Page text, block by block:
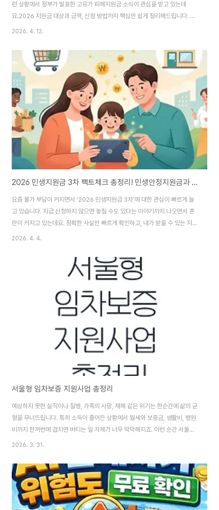
런 상황에서 정부가 발표한 고유가 피해지원금 소식이 관심을 받고 있는데
요.2026 지원금 대상과 금액, 신청 방법까지 핵심만 쉽게 정리해드립니다. 고
유가 피해지원금이란최근 국제 유가 상승으로 생활비 부담이 커지면서 이를 완
등 지급되는 민생지원금입니다. 국민 약 70%가 대상에 포함되는 것이 특징입
니다.지급 일정지급은 2단계로 나뉘어 진행됩니다. 1차는 4월 27일부터 5월
8일까지 취약계층 중심으로 지급됩니다. 2차는 5월 18일부터 7월 3일까지
일반 국민 대상으로 진행됩니다.지원금 금액지원금은 대상에 따라 차이가 있습
니다. 기초생활수급자는 최대 5..
2026. 4. 12.
2026 민생지원금 3차 팩트체크 총정리! 민생안정지원금과 지자체 지원금 확인법
요즘 물가 부담이 커지면서 ‘2026 민생지원금 3차’에 대한 관심이 빠르게 늘
고 있습니다. 지금 신청하지 않으면 놓칠 수도 있다는 이야기까지 나오면서 혼
란이 커지고 있는데요. 정확한 사실만 빠르게 확인하고, 내가 받을 수 있는 지원
금까지 지금 바로 체크해보세요. 정부24 바로 확인하기👆 2026 민생지원금
정책이 아닙니다. 온라인과 SNS에서 35만 원, 50만 원 지급 같은 이야기가
빠르게 퍼지고 있지만 현재 정부 공식 발표는 없는 상태입니다. 일부 정책 논의
는 있었지만 실제 예산 통과나 지급 단계까지 진행된 것은 아니기 때문에 확정
된 지원금으로 보기는 어렵습니다. 즉 지금 떠도는 정보 중 상당수는 가능성 수
2026. 4. 4.
서울형 임차보증 지원사업 총정리
예상하지 못한 실직이나 질병, 가족의 사망, 재해 같은 위기는 한순간에 삶의 균
형을 무너뜨립니다. 특히 소득이 줄어든 상황에서 월세와 보증금, 생활비, 병원
비까지 한꺼번에 겹치면 버티는 일 자체가 너무 막막해지죠. 이런 순간 서울형
임차보증 지원사업과 취약계층 위기가구 지원사업은 기준중위소득 120% 이
원 확인하기👆 갑작스러운 위기 앞에서 필요한 건 빠른 지원입니다서울시는 올
해도 복지 사각지대에 놓인 시민을 돕기 위해 서울형 임차보증 지원사업과 취
약계층 위기가구 지원사업을 이어갑니다. 두 사업은 모두 갑작스러운 위기 때
문에 생계와 주거가 흔들리는 가구를 대상으로 한다는 공통점이 있습니다. 겉
2026. 3. 31.